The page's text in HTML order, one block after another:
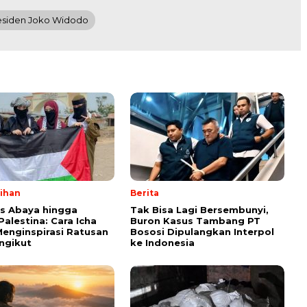
Joko Widodo
Abaya hingga
Cara Icha
Ratusan
Berita
Tak Bisa Lagi Bersembunyi,
Buron Kasus Tambang PT
Bososi Dipulangkan Interpol
ke Indonesia